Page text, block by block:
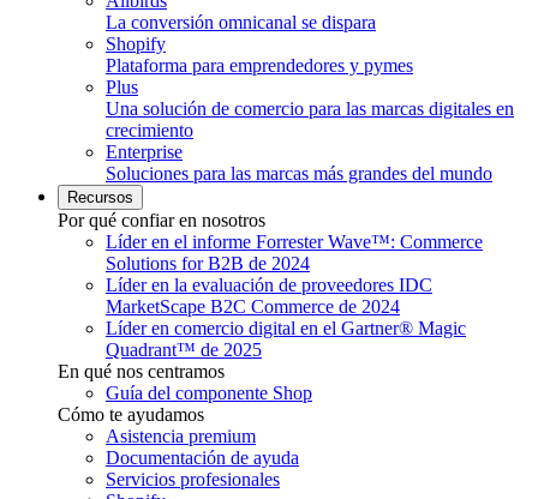
La conversión omnicanal se dispara
Shopify
Plataforma para emprendedores y pymes
Plus
Una solución de comercio para las marcas digitales en
crecimiento
Enterprise
Soluciones para las marcas más grandes del mundo
Recursos
Por qué confiar en nosotros
Líder en el informe Forrester Wave™: Commerce
Solutions for B2B de 2024
Líder en la evaluación de proveedores IDC
MarketScape B2C Commerce de 2024
Líder en comercio digital en el Gartner® Magic
Quadrant™ de 2025
En qué nos centramos
Guía del componente Shop
Cómo te ayudamos
Asistencia premium
Documentación de ayuda
Servicios profesionales